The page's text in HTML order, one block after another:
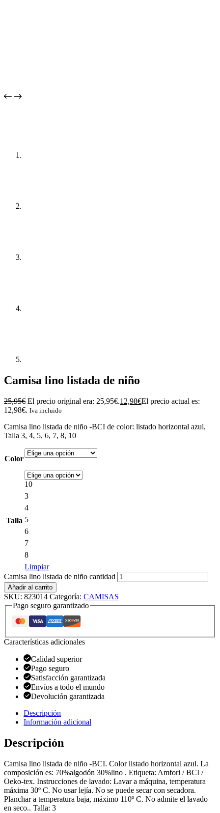
Camisa lino listada de niño
25,95€ El precio original era: 25,95€.12,98€El precio actual es:
12,98€. Iva incluido
Camisa lino listada de niño -BCI de color: listado horizontal azul,
Talla 3, 4, 5, 6, 7, 8, 10
Color
Talla
10
3
4
5
6
7
8
Limpiar
Camisa lino listada de niño cantidad
Añadir al carrito
SKU: 823014 Categoría: CAMISAS
Pago seguro garantizado
Características adicionales
Calidad superior
Pago seguro
Satisfacción garantizada
Envíos a todo el mundo
Devolución garantizada
Descripción
Información adicional
Descripción
Camisa lino listada de niño -BCI. Color listado horizontal azul. La
composición es: 70%algodón 30%lino . Etiqueta: Amfori / BCI /
Oeko-tex. Instrucciones de lavado: Lavar a máquina, temperatura
máxima 30º C. No usar lejía. No se puede secar con secadora.
Planchar a temperatura baja, máximo 110º C. No admite el lavado
en seco.. Talla: 3